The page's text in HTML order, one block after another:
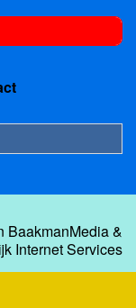
BaakmanMedia&
Internet Services